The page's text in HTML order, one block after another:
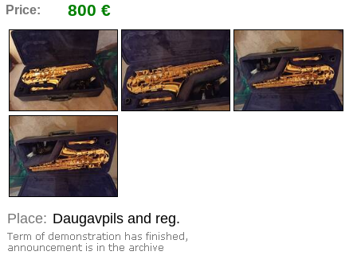
Price: 800 €
Place: Daugavpils and reg.